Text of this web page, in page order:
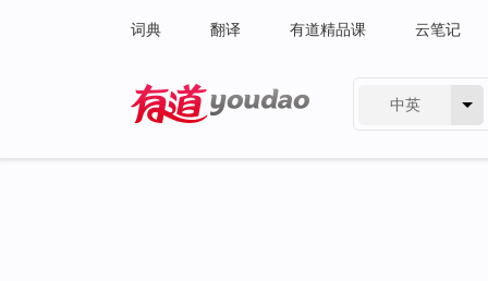
词典 翻译 有道精品课 云笔记
中英